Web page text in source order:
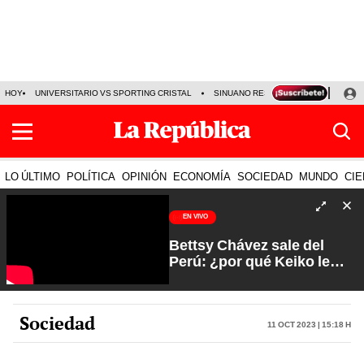
HOY UNIVERSITARIO VS SPORTING CRISTAL SINUANO RESULTADOS HOY
LO ÚLTIMO POLÍTICA OPINIÓN ECONOMÍA SOCIEDAD MUNDO
EN VIVO
Bettsy Chávez sale del
Perú: ¿por qué Keiko le
Fuerte y Claro con Manuela
Camacho
Sociedad 11 Oct 2023 | 15:18 h